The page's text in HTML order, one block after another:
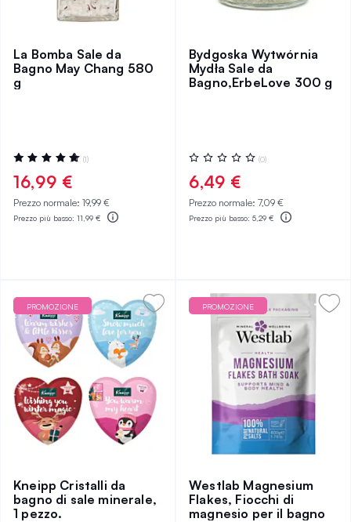
La Bomba Sale da
Bagno May Chang 580
g
Valutazione:
100%
(1)
16,99 €
Prezzo normale: 19,99 €
Prezzo più basso: 11,99 €
Bydgoska Wytwórnia
Mydła Sale da
Bagno,ErbeLove 300 g
Valutazione:
0%
(0)
6,49 €
Prezzo normale: 7,09 €
Prezzo più basso: 5,29 €
PROMOZIONE
Kneipp Cristalli da
bagno di sale minerale,
1 pezzo.
PROMOZIONE
Westlab Magnesium
Flakes, Fiocchi di
magnesio per il bagno